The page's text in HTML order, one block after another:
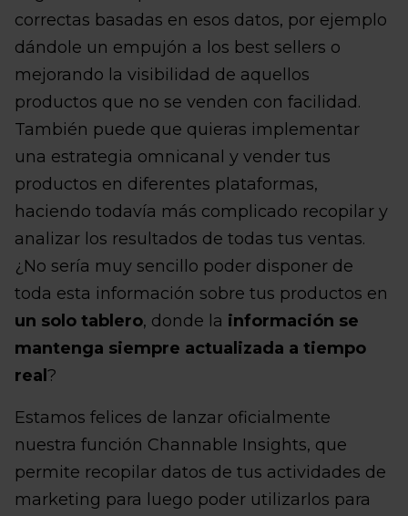
correctas basadas en esos datos, por ejemplo
dándole un empujón a los best sellers o
mejorando la visibilidad de aquellos
productos que no se venden con facilidad.
También puede que quieras implementar
una estrategia omnicanal y vender tus
productos en diferentes plataformas,
haciendo todavía más complicado recopilar y
analizar los resultados de todas tus ventas.
¿No sería muy sencillo poder disponer de
toda esta información sobre tus productos en
un solo tablero, donde la información se
mantenga siempre actualizada a tiempo
real ?
Estamos felices de lanzar oficialmente
nuestra función Channable Insights, que
permite recopilar datos de tus actividades de
marketing para luego poder utilizarlos para